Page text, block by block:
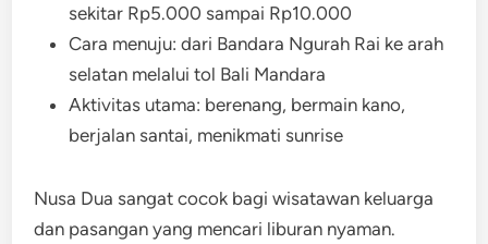
sekitar Rp5.000 sampai Rp10.000
Cara menuju: dari Bandara Ngurah Rai ke arah
selatan melalui tol Bali Mandara
Aktivitas utama: berenang, bermain kano,
berjalan santai, menikmati sunrise
Nusa Dua sangat cocok bagi wisatawan keluarga
dan pasangan yang mencari liburan nyaman.